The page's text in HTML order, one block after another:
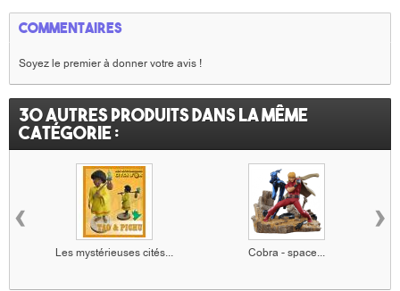
Commentaires
Soyez le premier à donner votre avis !
30 autres produits dans la même
catégorie :
Les mystérieuses cités... Cobra - space...
‹ ›